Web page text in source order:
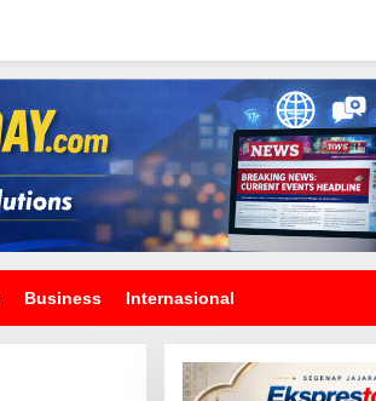
Business Internasional